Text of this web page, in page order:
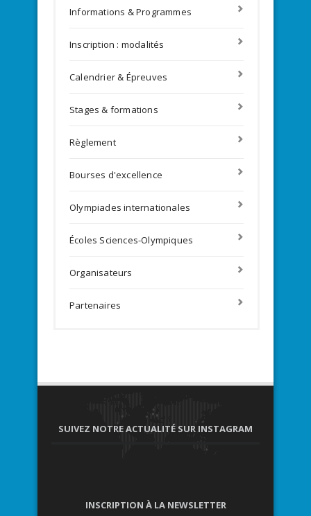
Informations & Programmes
Inscription : modalités
Calendrier & Épreuves
Stages & formations
Règlement
Bourses d'excellence
Olympiades internationales
Écoles Sciences-Olympiques
Organisateurs
Partenaires
SUIVEZ NOTRE ACTUALITÉ SUR INSTAGRAM
INSCRIPTION À LA NEWSLETTER